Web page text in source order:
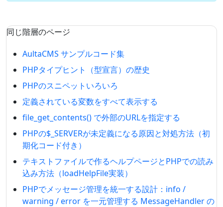
同じ階層のページ
AultaCMS サンプルコード集
PHPタイプヒント（型宣言）の歴史
PHPのスニペットいろいろ
定義されている変数をすべて表示する
file_get_contents() で外部のURLを指定する
PHPの$_SERVERが未定義になる原因と対処方法（初
期化コード付き）
テキストファイルで作るヘルプページとPHPでの読み
込み方法（loadHelpFile実装）
PHPでメッセージ管理を統一する設計：info /
warning / error を一元管理する MessageHandler の